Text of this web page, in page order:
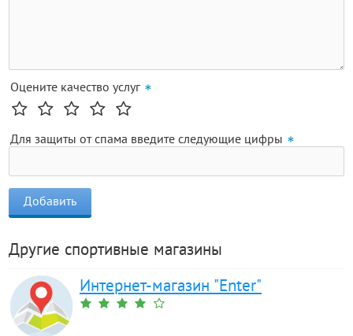
Оцените качество услуг
Для защиты от спама введите следующие цифры
Другие спортивные магазины
Интернет-магазин "Enter"